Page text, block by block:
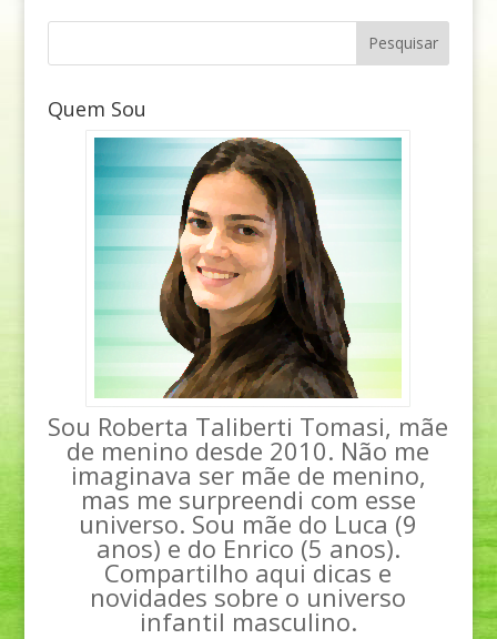
Quem Sou
Sou Roberta Taliberti Tomasi, mãe
de menino desde 2010. Não me
imaginava ser mãe de menino,
mas me surpreendi com esse
universo. Sou mãe do Luca (9
anos) e do Enrico (5 anos).
Compartilho aqui dicas e
novidades sobre o universo
infantil masculino.